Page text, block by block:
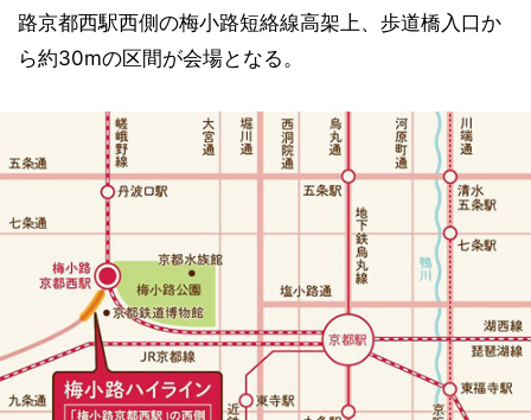
路京都西駅西側の梅小路短絡線高架上、歩道橋入口か
ら約30mの区間が会場となる。